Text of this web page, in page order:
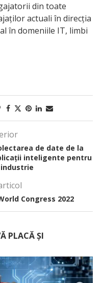
din toate
actuali în direcția
în domeniile IT, limbi
de date de la
inteligente pentru
Congress 2022
PLACĂ ȘI